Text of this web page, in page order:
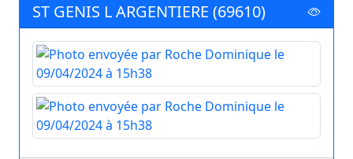
ST GENIS L ARGENTIERE (69610)